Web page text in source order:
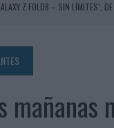
Z FOLD8 – SIN LÍMITES’,
EN EL DÍA INTERNACIONAL DE
ESTRATEGIA 360º CENTRADA
ARÓN PIPER EN UNA
mañanas